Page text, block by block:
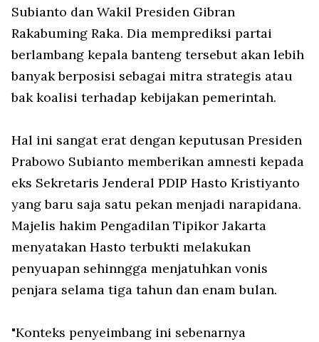
Subianto dan Wakil Presiden Gibran
Rakabuming Raka. Dia memprediksi partai
berlambang kepala banteng tersebut akan lebih
banyak berposisi sebagai mitra strategis atau
bak koalisi terhadap kebijakan pemerintah.
Hal ini sangat erat dengan keputusan Presiden
Prabowo Subianto memberikan amnesti kepada
eks Sekretaris Jenderal PDIP Hasto Kristiyanto
yang baru saja satu pekan menjadi narapidana.
Majelis hakim Pengadilan Tipikor Jakarta
menyatakan Hasto terbukti melakukan
penyuapan sehinngga menjatuhkan vonis
penjara selama tiga tahun dan enam bulan.
"Konteks penyeimbang ini sebenarnya